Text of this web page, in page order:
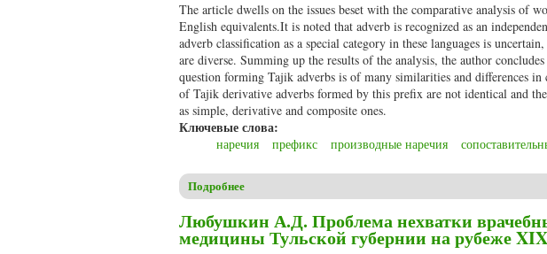
The article dwells on the issues beset with the comparative analysis of
English equivalents.It is noted that adverb is recognized as an
adverb classification as a special category in these languages is
are diverse. Summing up the results of the analysis, the author
question forming Tajik adverbs is of many similarities and differences
of Tajik derivative adverbs formed by this prefix are not identical and
as simple, derivative and composite ones.
Ключевые слова:
наречия префикс производные наречия
Подробнее
Любушкин А.Д. Проблема нехватки
медицины Тульской губернии на рубеже